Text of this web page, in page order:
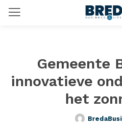
Gemeente
innovatieve
het